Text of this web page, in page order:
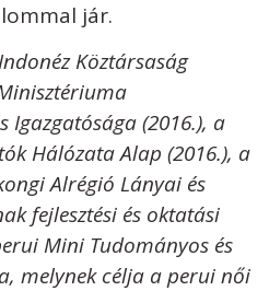
jár.
Köztársaság
Igazgatósága (2016.), a
Hálózata Alap (2016.), a
Alrégió Lányai és
fejlesztési és oktatási
Mini Tudományos és
melynek célja a perui női